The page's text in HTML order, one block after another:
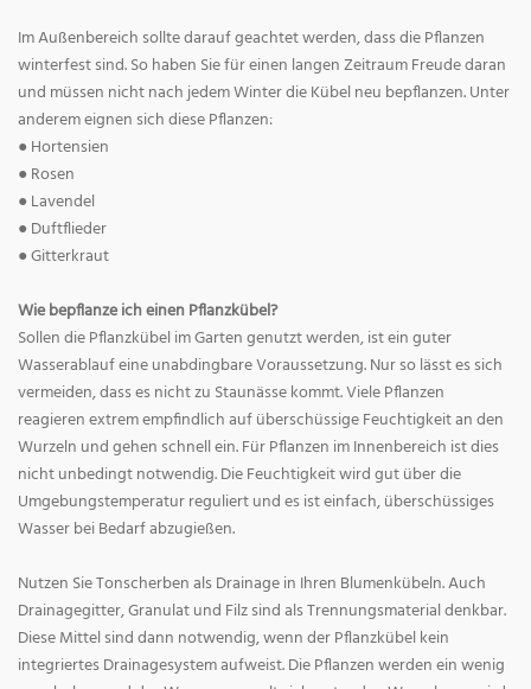
Im Außenbereich sollte darauf geachtet werden, dass die Pflanzen
winterfest sind. So haben Sie für einen langen Zeitraum Freude daran
und müssen nicht nach jedem Winter die Kübel neu bepflanzen. Unter
anderem eignen sich diese Pflanzen:
● Hortensien
● Rosen
● Lavendel
● Duftflieder
● Gitterkraut
Wie bepflanze ich einen Pflanzkübel?
Sollen die Pflanzkübel im Garten genutzt werden, ist ein guter
Wasserablauf eine unabdingbare Voraussetzung. Nur so lässt es sich
vermeiden, dass es nicht zu Staunässe kommt. Viele Pflanzen
reagieren extrem empfindlich auf überschüssige Feuchtigkeit an den
Wurzeln und gehen schnell ein. Für Pflanzen im Innenbereich ist dies
nicht unbedingt notwendig. Die Feuchtigkeit wird gut über die
Umgebungstemperatur reguliert und es ist einfach, überschüssiges
Wasser bei Bedarf abzugießen.
Nutzen Sie Tonscherben als Drainage in Ihren Blumenkübeln. Auch
Drainagegitter, Granulat und Filz sind als Trennungsmaterial denkbar.
Diese Mittel sind dann notwendig, wenn der Pflanzkübel kein
integriertes Drainagesystem aufweist. Die Pflanzen werden ein wenig